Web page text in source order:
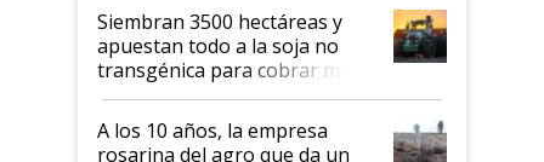
Siembran 3500 hectáreas y
apuestan todo a la soja no
transgénica para cobrar más
por tonelada: compraron un
semillero
A los 10 años, la empresa
rosarina del agro que da un